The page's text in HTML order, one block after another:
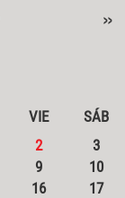
»
VIE
SÁB
2
3
9
10
16
17